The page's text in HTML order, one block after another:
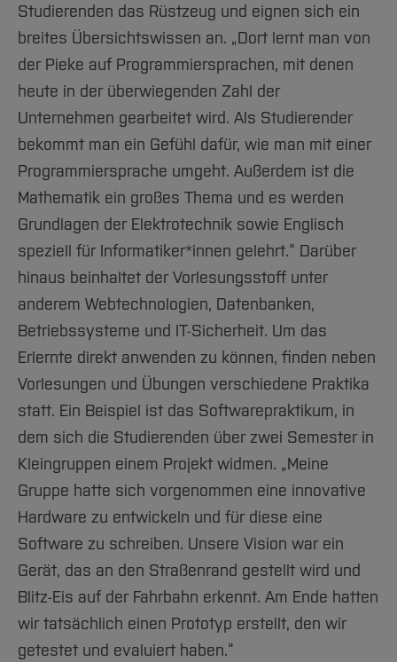
Studierenden das Rüstzeug und eignen sich ein
breites Übersichtswissen an. „Dort lernt man von
der Pieke auf Programmiersprachen, mit denen
heute in der überwiegenden Zahl der
Unternehmen gearbeitet wird. Als Studierender
bekommt man ein Gefühl dafür, wie man mit einer
Programmiersprache umgeht. Außerdem ist die
Mathematik ein großes Thema und es werden
Grundlagen der Elektrotechnik sowie Englisch
speziell für Informatiker*innen gelehrt.“ Darüber
hinaus beinhaltet der Vorlesungsstoff unter
anderem Webtechnologien, Datenbanken,
Betriebssysteme und IT-Sicherheit. Um das
Erlernte direkt anwenden zu können, finden neben
Vorlesungen und Übungen verschiedene Praktika
statt. Ein Beispiel ist das Softwarepraktikum, in
dem sich die Studierenden über zwei Semester in
Kleingruppen einem Projekt widmen. „Meine
Gruppe hatte sich vorgenommen eine innovative
Hardware zu entwickeln und für diese eine
Software zu schreiben. Unsere Vision war ein
Gerät, das an den Straßenrand gestellt wird und
Blitz-Eis auf der Fahrbahn erkennt. Am Ende hatten
wir tatsächlich einen Prototyp erstellt, den wir
getestet und evaluiert haben.“